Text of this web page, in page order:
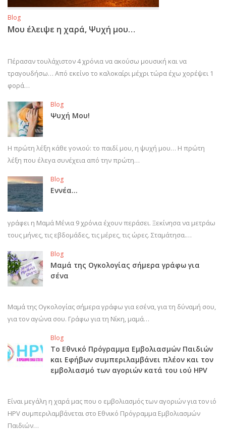
Blog
Μου έλειψε η χαρά, Ψυχή μου…
Πέρασαν τουλάχιστον 4 χρόνια να ακούσω μουσική και να
τραγουδήσω… Από εκείνο το καλοκαίρι μέχρι τώρα έχω χορέψει 1
φορά…
Blog
Ψυχή Μου!
Η πρώτη λέξη κάθε γονιού: το παιδί μου, η ψυχή μου… Η πρώτη
λέξη που έλεγα συνέχεια από την πρώτη…
Blog
Εννέα…
γράφει η Μαμά Μένια 9 χρόνια έχουν περάσει. Ξεκίνησα να μετράω
τους μήνες, τις εβδομάδες, τις μέρες, τις ώρες. Σταμάτησα.…
Blog
Μαμά της Ογκολογίας σήμερα γράφω για
σένα
Μαμά της Ογκολογίας σήμερα γράφω για εσένα, για τη δύναμή σου,
για τον αγώνα σου. Γράφω για τη Νίκη, μαμά…
Blog
Το Εθνικό Πρόγραμμα Εμβολιασμών Παιδιών
και Εφήβων συμπεριλαμβάνει πλέον και τον
εμβολιασμό των αγοριών κατά του ιού HPV
Είναι μεγάλη η χαρά μας που ο εμβολιασμός των αγοριών για τον ιό
HPV συμπεριλαμβάνεται στο Εθνικό Πρόγραμμα Εμβολιασμών
Παιδιών…